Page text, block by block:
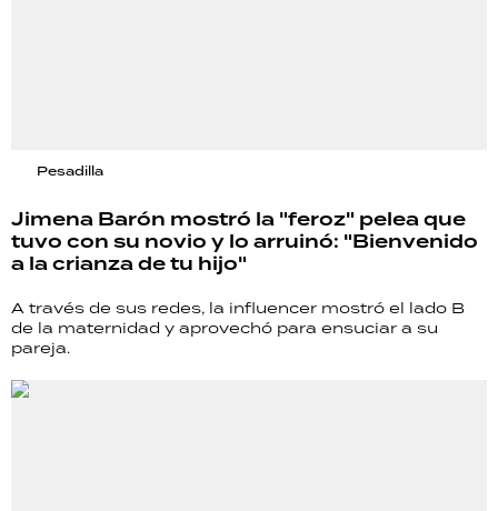
Pesadilla
Jimena Barón mostró la "feroz" pelea que
tuvo con su novio y lo arruinó: "Bienvenido
a la crianza de tu hijo"
A través de sus redes, la influencer mostró el lado B
de la maternidad y aprovechó para ensuciar a su
pareja.